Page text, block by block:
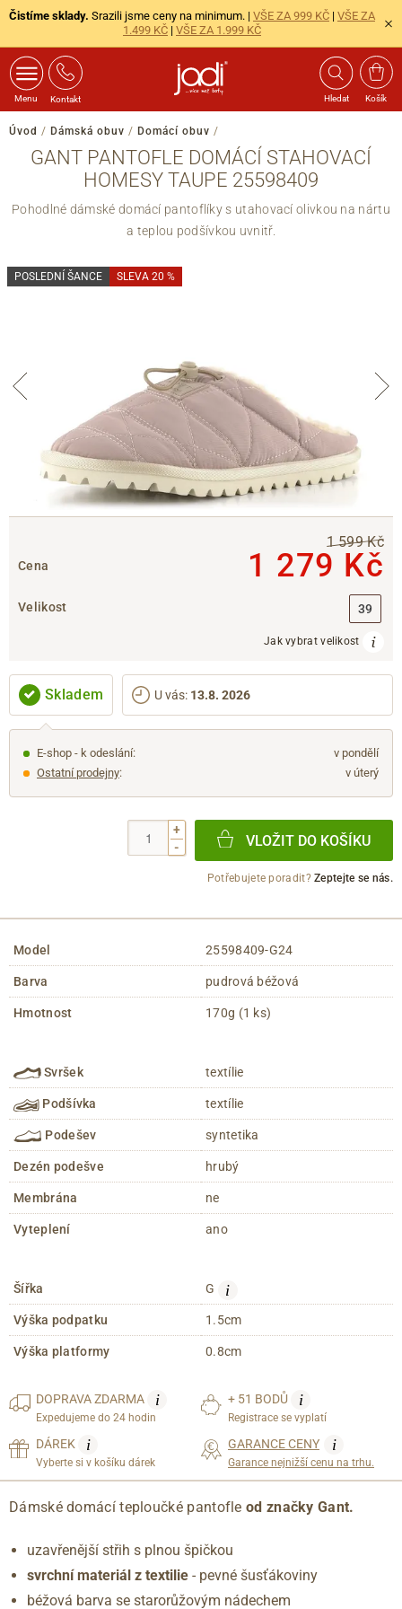
Čistíme sklady. Srazili jsme ceny na minimum. | VŠE ZA 999 KČ | VŠE ZA
1.499 KČ | VŠE ZA 1.999 KČ
Menu Kontakt Hledat Košík
Úvod / Dámská obuv / Domácí obuv /
GANT PANTOFLE DOMÁCÍ STAHOVACÍ
HOMESY TAUPE 25598409
Pohodlné dámské domácí pantoflíky s utahovací olivkou na nártu
a teplou podšívkou uvnitř.
POSLEDNÍ ŠANCE SLEVA 20 %
Cena
1 599 Kč
1 279 Kč
Velikost 39
Jak vybrat velikost
Skladem U vás: 13.8. 2026
E-shop - k odeslání:
v pondělí
Ostatní prodejny: v úterý
+
-
VLOŽIT DO KOŠÍKU
Potřebujete poradit?Zeptejte se nás.
Model 25598409-G24
Barva pudrová béžová
Hmotnost 170g (1 ks)
Svršek textílie
Podšívka textílie
Podešev syntetika
Dezén podešve hrubý
Membrána ne
Vyteplení ano
Šířka G i
Výška podpatku 1.5cm
Výška platformy 0.8cm
DOPRAVAZDARMA i
Expedujeme do 24 hodin
+ 51 BODŮ i
Registrace se vyplatí
DÁREK i
Vyberte si v košíku dárek
GARANCE CENY i
Garance nejnižší cenu na trhu.
Dámské domácí teploučké pantofleod značky Gant.
uzavřenější střih s plnou špičkou
svrchní materiál z textilie - pevné šusťákoviny
béžová barva se starorůžovým nádechem